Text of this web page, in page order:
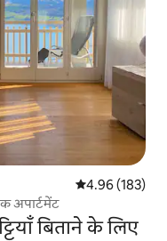
औसत रेटिंग 5 में से
4.96 (183)
अपार्टमेंट
बिताने के लिए